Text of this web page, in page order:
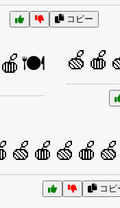
コピー
コピ